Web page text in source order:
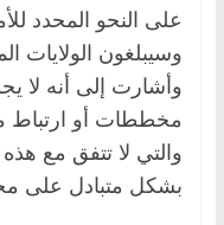
على النحو المحدد
وسيبلغون الولايات
وأشارت إلى أنه لا
مخططات أو ارتباط
والتي لا تتفق مع هذه
بشكل متبادل على